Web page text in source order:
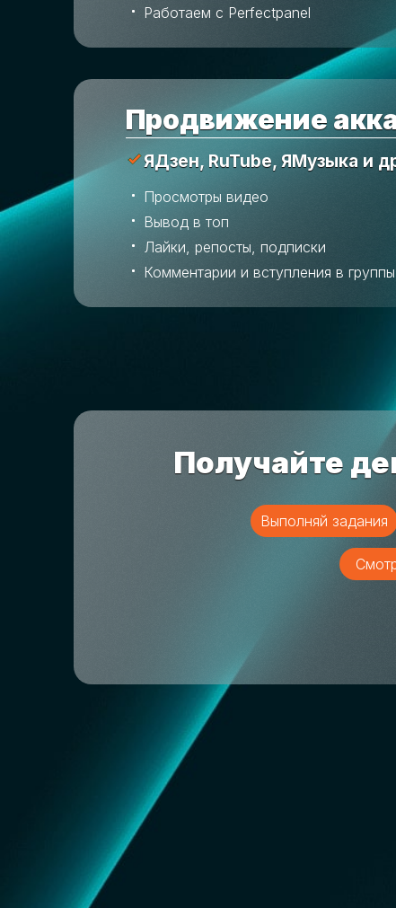
Работаем с Perfectpanel
Продвижение
ЯДзен, RuTube, ЯМузыка и
Просмотры видео
Вывод в топ
Лайки, репосты, подписки
Комментарии и вступления в группы
Получайте
Выполняй задания